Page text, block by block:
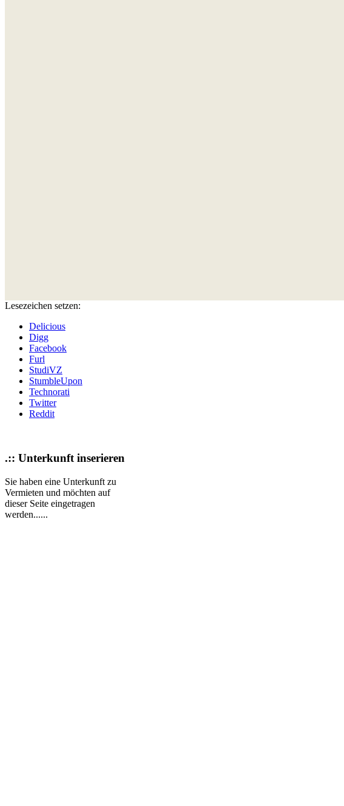
Lesezeichen setzen:
Delicious
Digg
Facebook
Furl
StudiVZ
StumbleUpon
Technorati
Twitter
Reddit
.:: Unterkunft inserieren
Sie haben eine Unterkunft zu
Vermieten und möchten auf
dieser Seite eingetragen
werden......